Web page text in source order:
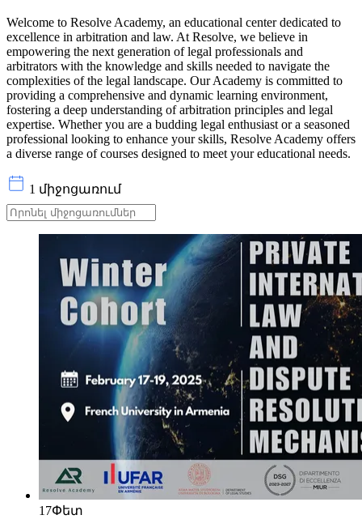
Welcome to Resolve Academy, an educational center dedicated to
excellence in arbitration and law. At Resolve, we believe in
empowering the next generation of legal professionals and
arbitrators with the knowledge and skills needed to navigate the
complexities of the legal landscape. Our Academy is committed to
providing a comprehensive and dynamic learning environment,
fostering a deep understanding of arbitration principles and legal
expertise. Whether you are a budding legal enthusiast or a seasoned
professional looking to enhance your skills, Resolve Academy offers
a diverse range of courses designed to meet your educational needs.
1 միջոցառում
17Փետ